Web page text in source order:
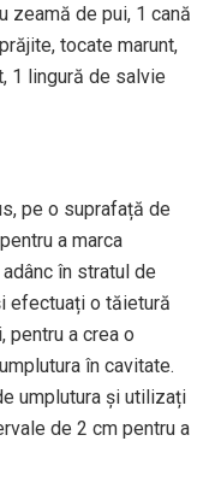
zeamă de pui, 1 cană
tocate marunt,
1 lingură de salvie
pe o suprafață de
a marca
în stratul de
efectuați o tăietură
pentru a crea o
în cavitate.
umplutura și utilizați
de 2 cm pentru a